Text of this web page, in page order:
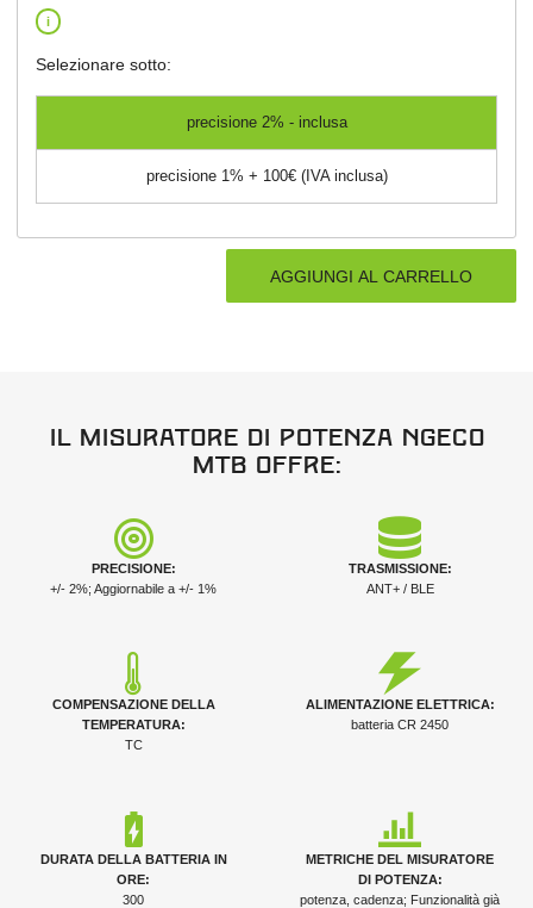
i
Selezionare sotto:
precisione 2% - inclusa
precisione 1% + 100€ (IVA inclusa)
Il misuratore di potenza NGeco
MTB offre:
PRECISIONE:
+/- 2%; Aggiornabile a +/- 1%
TRASMISSIONE:
ANT+ / BLE
COMPENSAZIONE DELLA
TEMPERATURA:
TC
ALIMENTAZIONE ELETTRICA:
batteria CR 2450
DURATA DELLA BATTERIA IN
ORE:
300
METRICHE DEL MISURATORE
DI POTENZA:
potenza, cadenza; Funzionalità già